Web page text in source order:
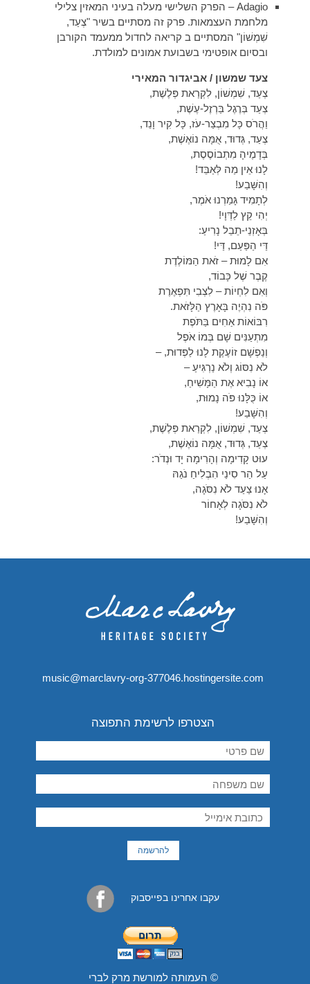
Adagio – הפרק השלישי מעלה בעיני המאזין צלילי
מלחמת העצמאות. פרק זה מסתיים בשיר "צְעַד,
שִׁמְשׁוֹן" המסתיים ב קריאה לחדול ממעמד הקורבן
ובסיום אופטימי בשבועת אמונים למולדת.
צעד שמשון / אביגדור המאירי
צְעַד, שִׁמְשׁוֹן, לִקְרַאת פְּלֶשֶׁת,
צְעַד בְּרֶגֶל בַּרְזֶל-עֶשֶׁת,
וַהֲרֹס כָּל מִבְצַר-עֹז, כָּל קִיר וָנֵד,
צְעַד, גְּדוּד, אֻמָּה נוֹאֶשֶׁת,
בְּדָמֶיהָ מִתְבוֹסֶסֶת,
לָנוּ אֵין מַה לְּאַבֵּד!
וְהִשָּׁבַע!
לְתָמִיד גָּמַרְנוּ אֹמֶר,
יְהִי קֵץ לַדְּוָי!
בְּאָזְנֵי-תֵבֵל נָרִיעַ:
דַּי הַפַּעַם, דַּי!
אִם לָמוּת – זֹאת הַמּוֹלֶדֶת
קֶבֶר שֶׁל כָּבוֹד,
וְאִם לִחְיוֹת – לִצְבִי תִּפְאֶרֶת
פֹּה נִהְיֶה בָּאָרֶץ הַלָּזֹאת.
רִבּוֹאוֹת אַחִים בַּתֹּפֶת
מִתְעַנִּים שָׁם בְּמוֹ אֹפֶל
וְנַפְשָׁם זוֹעֶקֶת לָנוּ לַפְּדוּת, –
לֹא נִסּוֹג וְלֹא נַרְגִּיעַ –
אוֹ נָבִיא אֶת הַמָּשִׁיחַ,
אוֹ כֻּלָּנוּ פֹּה נָמוּת,
וְהִשָּׁבַע!
צְעַד, שִׁמְשׁוֹן, לִקְרַאת פְּלֶשֶׁת,
צְעַד, גְּדוּד, אֻמָּה נוֹאֶשֶׁת,
עוּט קָדִימָה וְהָרִימָה יָד וּנְדֹר:
עַל הַר סִינַי הִבְלִיחַ נֹגַהּ
אָנוּ צַעַד לֹא נִסֹּגָה,
לֹא נִסֹּגָה לְאָחוֹר
וְהִשָּׁבַע!
music@marclavry-org-377046.hostingersite.com
הצטרפו לרשימת התפוצה
עקבו אחרינו בפייסבוק
© העמותה למורשת מרק לברי